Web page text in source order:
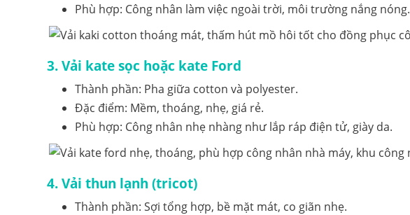
Phù hợp: Công nhân làm việc ngoài trời, môi trường nắng nóng.
3. Vải kate sọc hoặc kate Ford
Thành phần: Pha giữa cotton và polyester.
Đặc điểm: Mềm, thoáng, nhẹ, giá rẻ.
Phù hợp: Công nhân nhẹ nhàng như lắp ráp điện tử, giày da.
4. Vải thun lạnh (tricot)
Thành phần: Sợi tổng hợp, bề mặt mát, co giãn nhẹ.